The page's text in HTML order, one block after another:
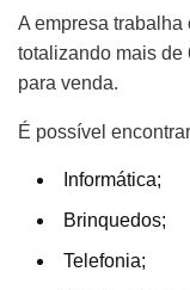
A empresa trabalha
totalizando mais de
para venda.
É possível
Informática;
Brinquedos;
Telefonia;